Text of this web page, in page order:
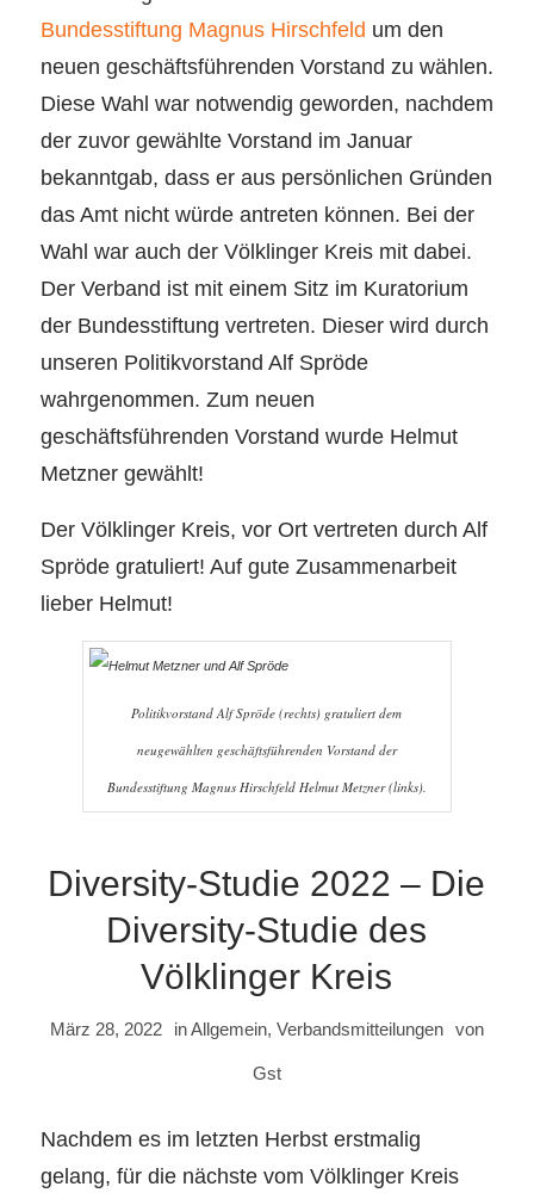
Bundesstiftung Magnus Hirschfeld um den
neuen geschäftsführenden Vorstand zu wählen.
Diese Wahl war notwendig geworden, nachdem
der zuvor gewählte Vorstand im Januar
bekanntgab, dass er aus persönlichen Gründen
das Amt nicht würde antreten können. Bei der
Wahl war auch der Völklinger Kreis mit dabei.
Der Verband ist mit einem Sitz im Kuratorium
der Bundesstiftung vertreten. Dieser wird durch
unseren Politikvorstand Alf Spröde
wahrgenommen. Zum neuen
geschäftsführenden Vorstand wurde Helmut
Metzner gewählt!
Der Völklinger Kreis, vor Ort vertreten durch Alf
Spröde gratuliert! Auf gute Zusammenarbeit
lieber Helmut!
Politikvorstand Alf Spröde (rechts) gratuliert dem
neugewählten geschäftsführenden Vorstand der
Bundesstiftung Magnus Hirschfeld Helmut Metzner (links).
Diversity-Studie 2022 – Die
Diversity-Studie des
Völklinger Kreis
März 28, 2022 inAllgemein, Verbandsmitteilungen von
Gst
Nachdem es im letzten Herbst erstmalig
gelang, für die nächste vom Völklinger Kreis